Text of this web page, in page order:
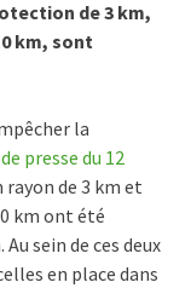
de 3 km,
km, sont
la
presse du 12
rayon de 3 km et
km ont été
sein de ces deux
en place dans